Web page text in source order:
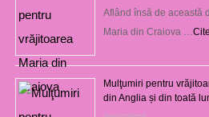
Aflând însă de această
Maria din Craiova …
Mulţumiri pentru
din Anglia și din toată